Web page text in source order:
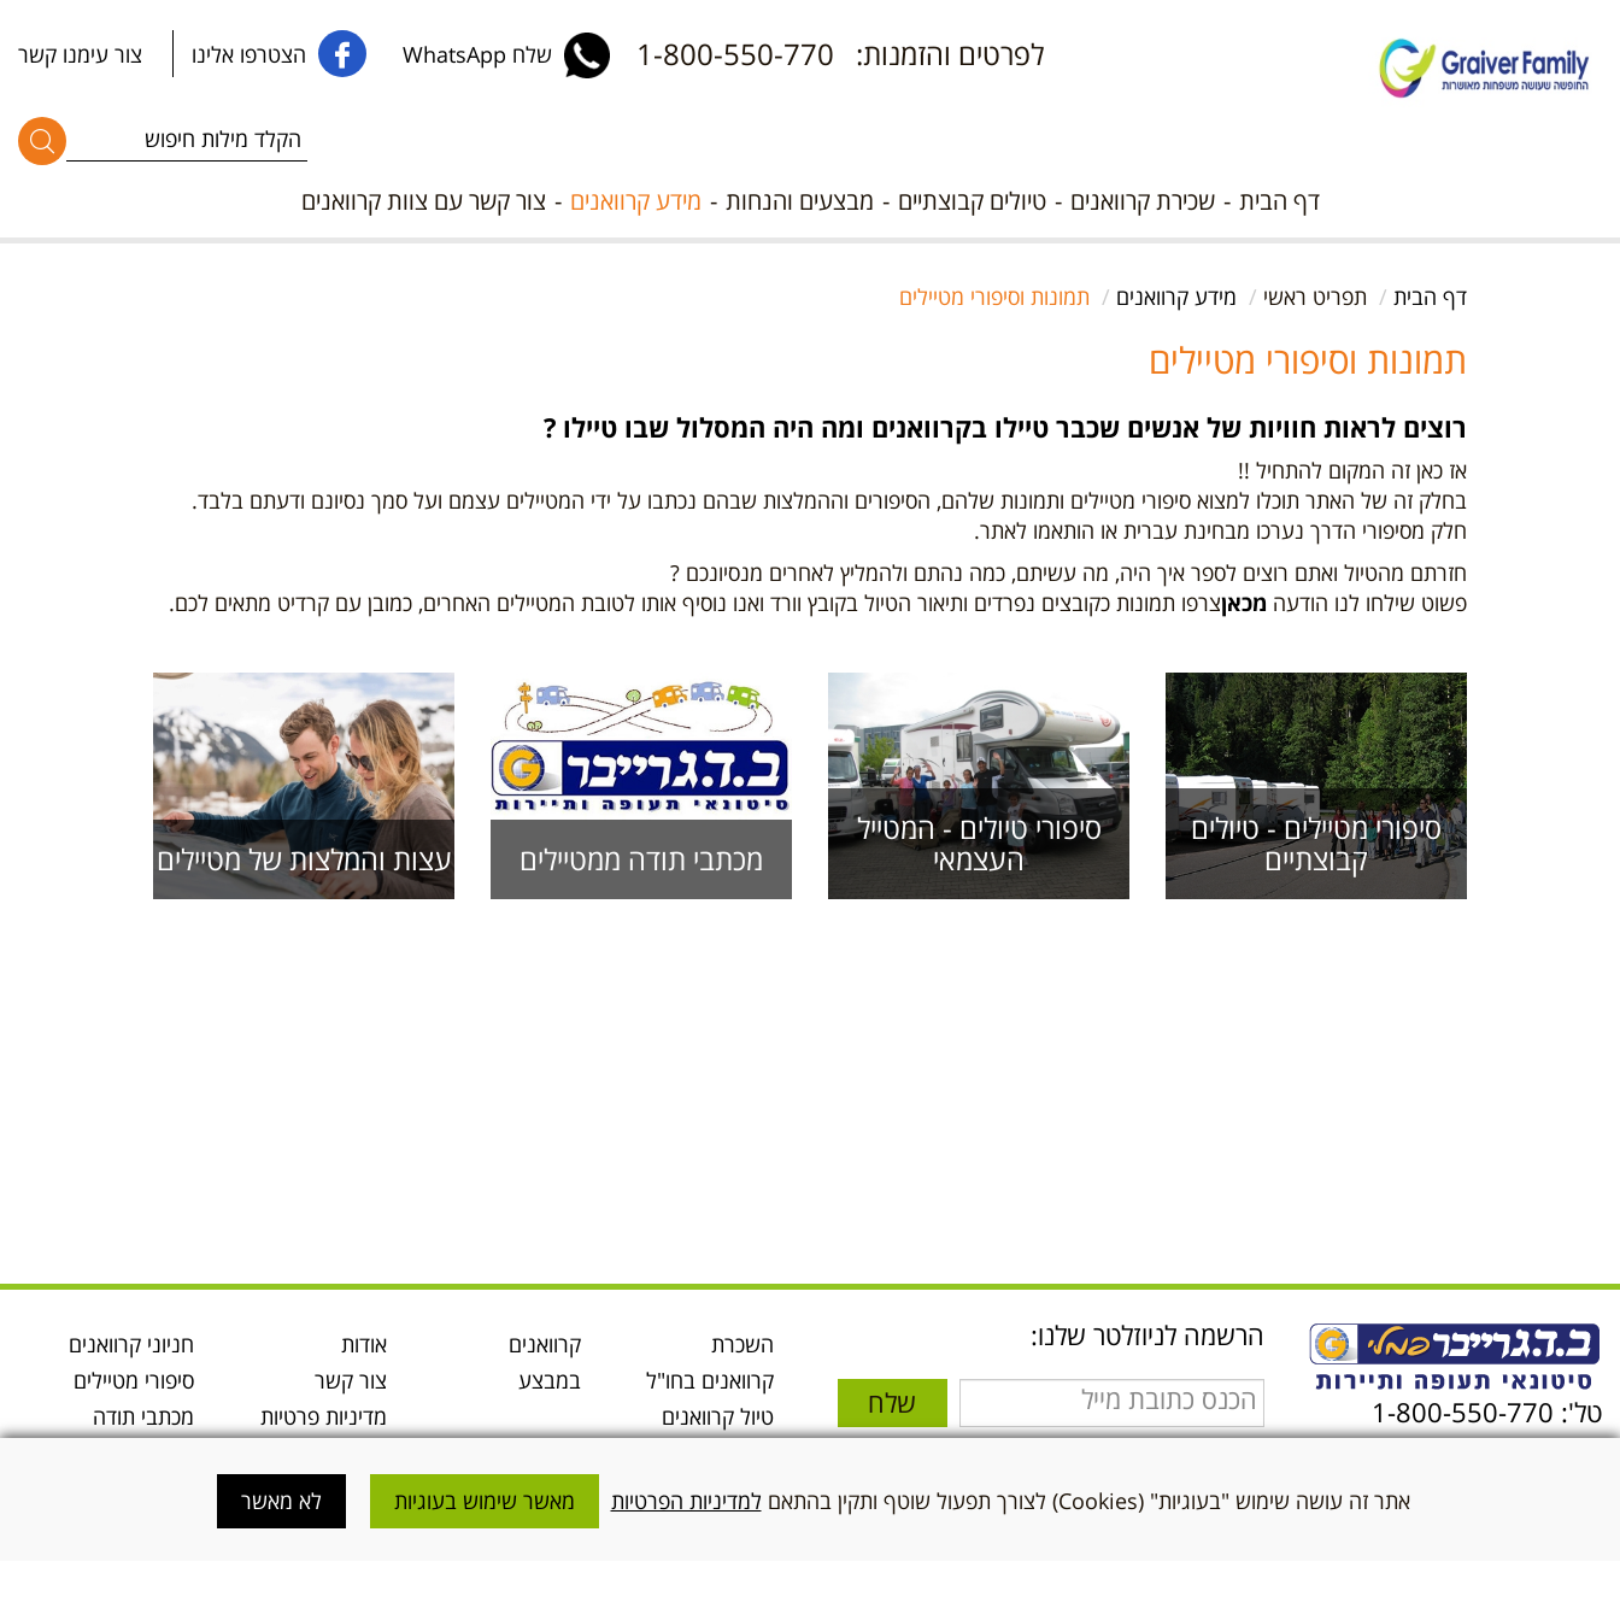
שלח WhatsApp הצטרפו אלינו צור עימנו קשר לפרטים והזמנות: 1-800-550-770
דף הבית שכירת קרוואנים טיולים קבוצתיים מבצעים והנחות מידע קרוואנים צור קשר עם צוות קרוואנים
דף הבית תפריט ראשי מידע קרוואנים תמונות וסיפורי מטיילים
תמונות וסיפורי מטיילים
רוצים לראות חוויות של אנשים שכבר טיילו בקרוואנים ומה היה המסלול שבו טיילו ?
אז כאן זה המקום להתחיל !!
בחלק זה של האתר תוכלו למצוא סיפורי מטיילים ותמונות שלהם, הסיפורים וההמלצות שבהם נכתבו על ידי המטיילים עצמם ועל סמך נסיונם ודעתם בלבד.
חלק מסיפורי הדרך נערכו מבחינת עברית או הותאמו לאתר.
חזרתם מהטיול ואתם רוצים לספר איך היה, מה עשיתם, כמה נהתם ולהמליץ לאחרים מנסיונכם ?
פשוט שילחו לנו הודעה מכאןצרפו תמונות כקובצים נפרדים ותיאור הטיול בקובץ וורד ואנו נוסיף אותו לטובת המטיילים האחרים, כמובן עם קרדיט מתאים לכם.
סיפורי מטיילים - טיולים
קבוצתיים
סיפורי טיולים - המטייל
העצמאי מכתבי תודה ממטיילים עצות והמלצות של מטיילים
טל': 1-800-550-770
הרשמה לניוזלטר שלנו:
שלח
לתנאי השימוש ולמדיניות
השכרת
קרוואנים בחו"ל
טיול קרוואנים
טיול קרוואנים
קרוואנים
במבצע
אודות
צור קשר
מדיניות פרטיות
קרוואנים
מידע קרוואנים
חניוני קרוואנים
סיפורי מטיילים
מכתבי תודה
אתר זה עושה שימוש "בעוגיות" (Cookies) לצורך תפעול שוטף ותקין בהתאם למדיניות הפרטיות מאשר שימוש בעוגיות לא מאשר